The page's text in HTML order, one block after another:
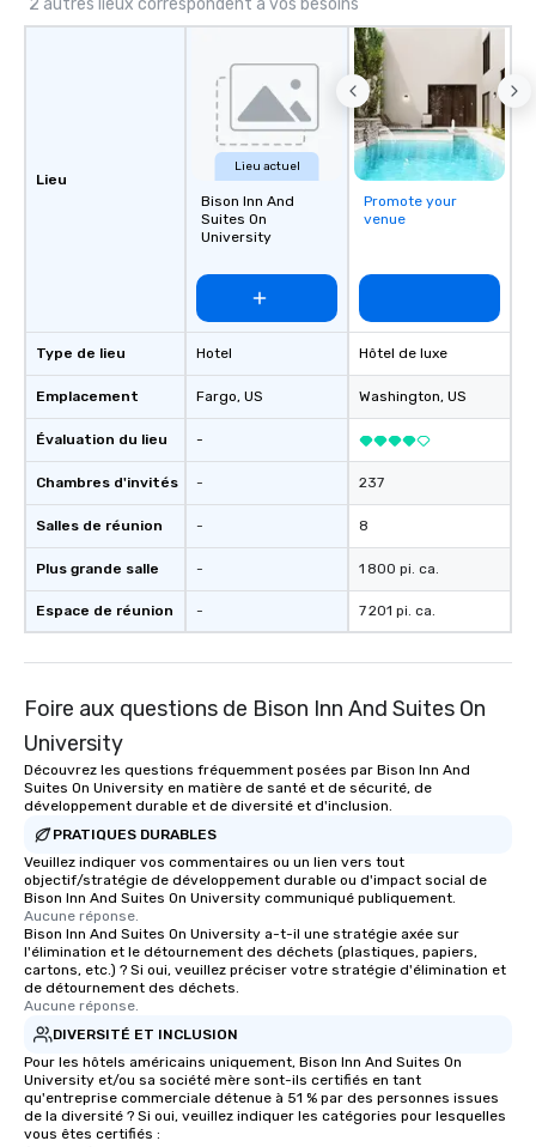
time throughout! Team Building
easy (and “non-cringey”) way for
attendees to connect quickly —
especially those, for virtual events, at
different locations! These quick
connections create a friendly,
collaborative environment and boost
2 autres lieux correspondent à vos besoins
Lieu
Type de lieu
Emplacement
Évaluation du lieu
Chambres d'invités
Salles de réunion
Plus grande salle
Espace de réunion
Lieu actuel
Bison Inn And
Suites On
University
Hotel
Fargo, US
-
-
-
-
-
Promote your
venue
Hôtel de luxe
Washington, US
237
8
1 800 pi. ca.
7 201 pi. ca.
Foire aux questions de Bison Inn And Suites On
University
Découvrez les questions fréquemment posées par Bison Inn And
Suites On University en matière de santé et de sécurité, de
développement durable et de diversité et d'inclusion.
PRATIQUES DURABLES
Veuillez indiquer vos commentaires ou un lien vers tout
objectif/stratégie de développement durable ou d'impact social de
Bison Inn And Suites On University communiqué publiquement.
Aucune réponse.
Bison Inn And Suites On University a-t-il une stratégie axée sur
l'élimination et le détournement des déchets (plastiques, papiers,
cartons, etc.) ? Si oui, veuillez préciser votre stratégie d'élimination et
de détournement des déchets.
Aucune réponse.
DIVERSITÉ ET INCLUSION
Pour les hôtels américains uniquement, Bison Inn And Suites On
University et/ou sa société mère sont-ils certifiés en tant
qu'entreprise commerciale détenue à 51 % par des personnes issues
de la diversité ? Si oui, veuillez indiquer les catégories pour lesquelles
vous êtes certifiés :